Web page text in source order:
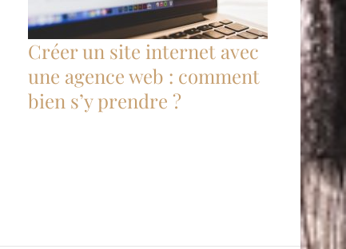
Créer un site internet avec
une agence web : comment
bien s’y prendre ?